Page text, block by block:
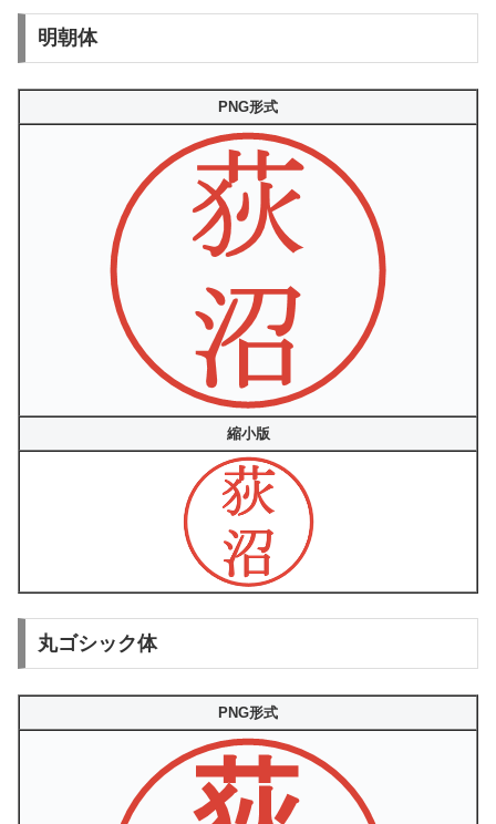
明朝体
PNG形式
縮小版
丸ゴシック体
PNG形式